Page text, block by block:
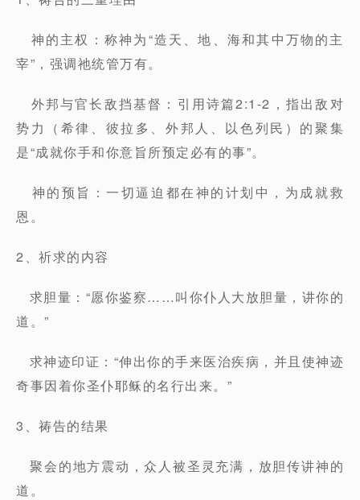
神的主权：称神为“造天、地、海和其中万物的主
宰”，强调祂统管万有。
外邦与官长敌挡基督：引用诗篇2:1-2，指出敌对
势力（希律、彼拉多、外邦人、以色列民）的聚集
是“成就你手和你意旨所预定必有的事”。
神的预旨：一切逼迫都在神的计划中，为成就救
恩。
2、祈求的内容
求胆量：“愿你鉴察……叫你仆人大放胆量，讲你的
道。”
求神迹印证：“伸出你的手来医治疾病，并且使神迹
奇事因着你圣仆耶稣的名行出来。”
3、祷告的结果
聚会的地方震动，众人被圣灵充满，放胆传讲神的
道。